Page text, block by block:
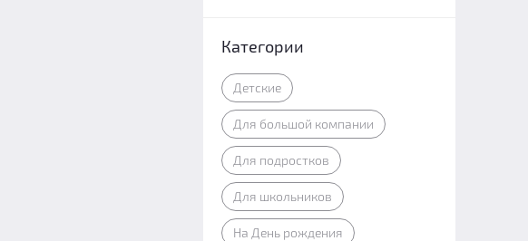
Категории
Детские
Для большой компании
Для подростков
Для школьников
На День рождения